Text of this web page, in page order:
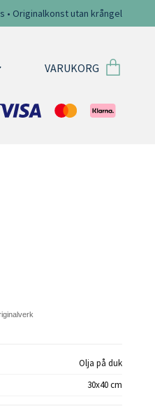
• Originalkonst utan krångel
VARUKORG
Olja på duk
30x40 cm